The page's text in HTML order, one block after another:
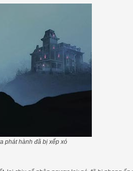
phát hành đã bị xếp xó